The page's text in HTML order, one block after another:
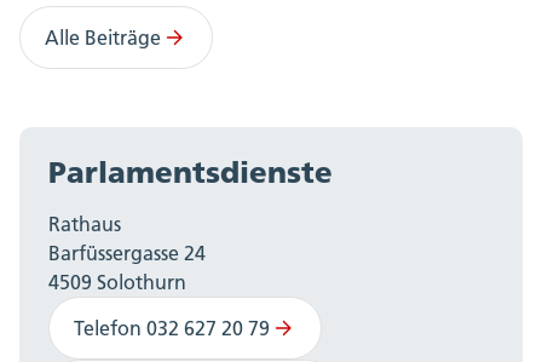
Alle Beiträge
Parlamentsdienste
Rathaus
Barfüssergasse 24
4509 Solothurn
Telefon 032 627 20 79